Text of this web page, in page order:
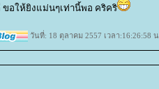
ขอให้ยิงแม่นๆเท่านี้พอ คริคริ
วันที่: 18 ตุลาคม 2557 เวลา:16:26:58 น.